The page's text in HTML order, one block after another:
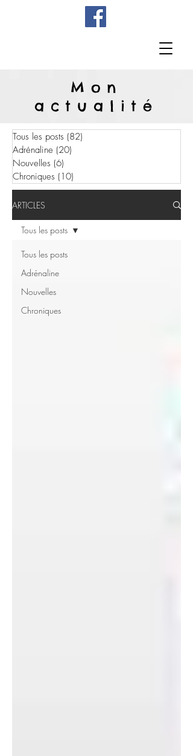
Mon
actualité
Tous les posts (82)
Adrénaline (20)
Nouvelles (6)
Chroniques (10)
ARTICLES
Tous les posts
Adrénaline
Nouvelles
Chroniques
Tous les posts